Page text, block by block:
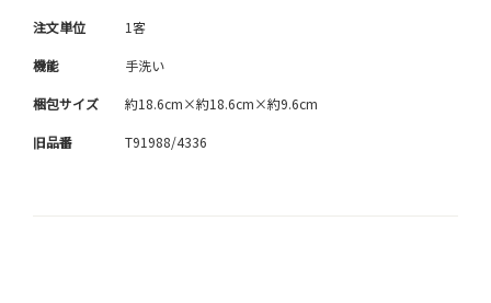
注文単位 1客
機能 手洗い
梱包サイズ 約18.6cm×約18.6cm×約9.6cm
旧品番 T91988/4336